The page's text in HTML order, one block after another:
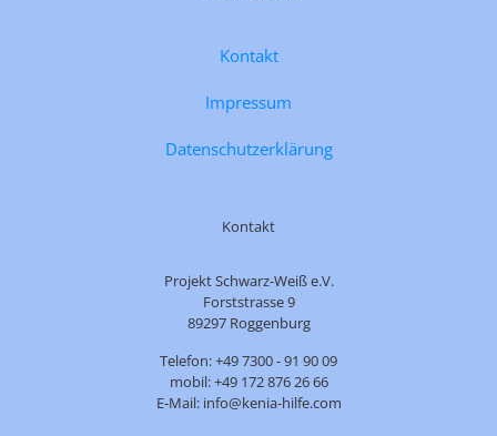
Kontakt
Impressum
Datenschutzerklärung
Kontakt
Projekt Schwarz-Weiß e.V.
Forststrasse 9
89297 Roggenburg
Telefon: +49 7300 - 91 90 09
mobil: +49 172 876 26 66
E-Mail: info@kenia-hilfe.com